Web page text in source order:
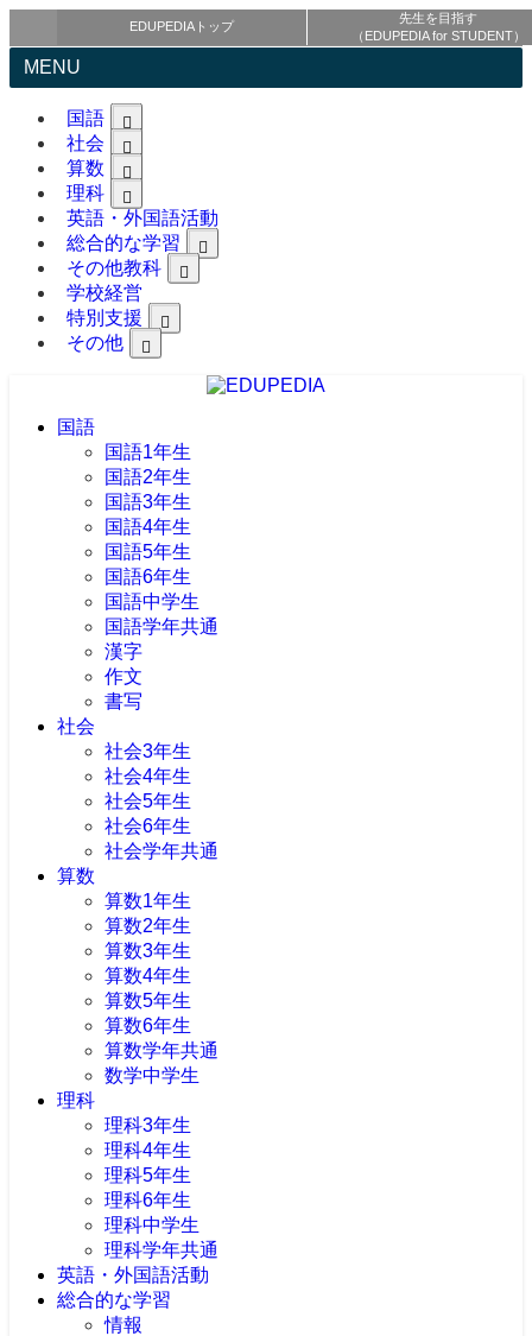
EDUPEDIAトップ
先生を目指す
（EDUPEDIA for STUDENT）
MENU
国語
社会
算数
理科
英語・外国語活動
総合的な学習
その他教科
学校経営
特別支援
その他
国語
国語1年生
国語2年生
国語3年生
国語4年生
国語5年生
国語6年生
国語中学生
国語学年共通
漢字
作文
書写
社会
社会3年生
社会4年生
社会5年生
社会6年生
社会学年共通
算数
算数1年生
算数2年生
算数3年生
算数4年生
算数5年生
算数6年生
算数学年共通
数学中学生
理科
理科3年生
理科4年生
理科5年生
理科6年生
理科中学生
理科学年共通
英語・外国語活動
総合的な学習
情報